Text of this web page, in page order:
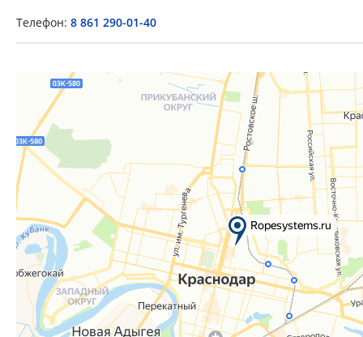
Телефон: 8 861 290-01-40